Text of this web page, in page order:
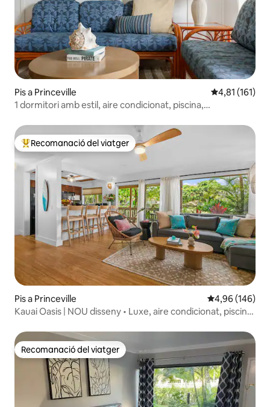
Pis a Princeville 4,81 de
4,81 (161)
1 dormitori amb estil, aire condicionat, piscina,
Principals recomanacions dels viatgers
Recomanació del viatger
Pis a Princeville 4,96 de
4,96 (146)
Kauai Oasis | NOU disseny • Luxe, aire condicionat, piscina,
Recomanació del viatger
Recomanació del viatger